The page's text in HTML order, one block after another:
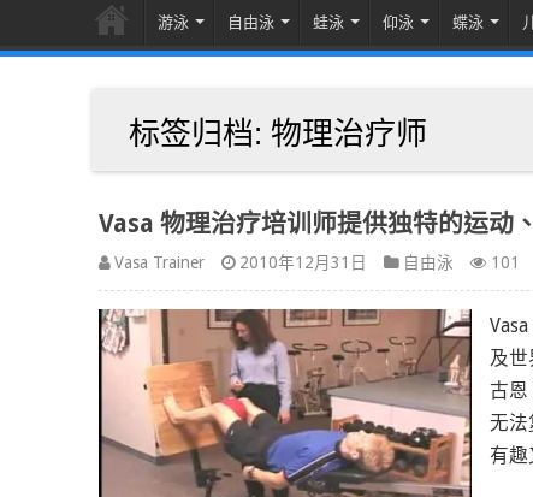
游泳 自由泳 蛙泳 仰泳 蝶泳
标签归档: 物理治疗师
Vasa 物理治疗培训师提供独特的运
Vasa Trainer 2010年12月31日 自由泳 101
及世
古恩
无法
有